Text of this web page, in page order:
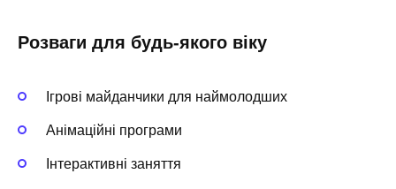
Розваги для будь-якого віку
Ігрові майданчики для наймолодших
Анімаційні програми
Інтерактивні заняття